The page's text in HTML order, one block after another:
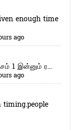
enough time
ago
1 இன்னும் ர...
ago